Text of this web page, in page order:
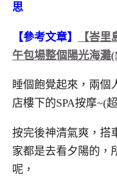
思
【參考文章】
【峇
午包場整個陽光海灘
睡個飽覺起來，兩個
店樓下的SPA按摩~(
按完後神清氣爽，搭
家都是去看夕陽的，
呢，